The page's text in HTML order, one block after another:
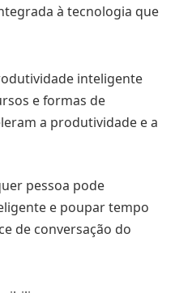
à tecnologia que
inteligente
e formas de
a produtividade e a
pessoa pode
e poupar tempo
de conversação do